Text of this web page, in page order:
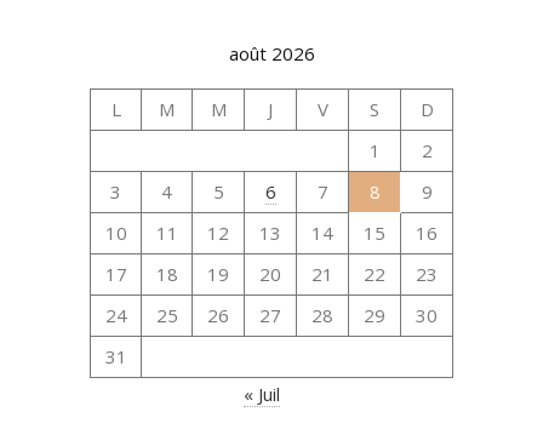
août 2026
L M M J V S
D
1
2
3
4 5 6 7 8
9
10
11 12 13 14 15
16
17
18 19 20 21 22
23
24
25 26 27 28 29
30
31
« Juil